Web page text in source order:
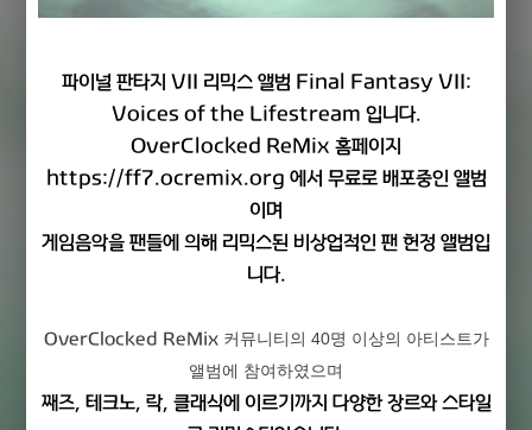
파이널 판타지 VII 리믹스 앨범 Final Fantasy VII:
Voices of the Lifestream 입니다.
OverClocked ReMix 홈페이지
https://ff7.ocremix.org 에서 무료로 배포중인 앨범
이며
게임음악을 팬들에 의해 리믹스된 비상업적인 팬 헌정 앨범입
니다.
OverClocked ReMix커뮤니티의 40명 이상의 아티스트가
앨범에 참여하였으며
째즈, 테크노, 락, 클래식에 이르기까지 다양한 장르와 스타일